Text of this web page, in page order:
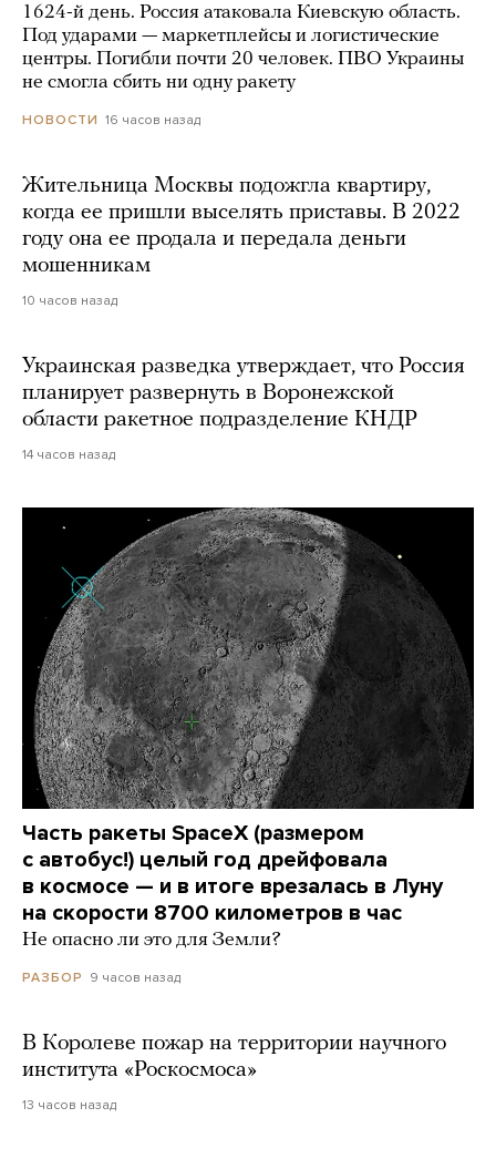
1624-й день. Россия атаковала Киевскую область.
Под ударами — маркетплейсы и логистические
центры. Погибли почти 20 человек. ПВО Украины
не смогла сбить ни одну ракету
НОВОСТИ 16 часов назад
Жительница Москвы подожгла квартиру,
когда ее пришли выселять приставы. В 2022
году она ее продала и передала деньги
мошенникам
10 часов назад
Украинская разведка утверждает, что Россия
планирует развернуть в Воронежской
области ракетное подразделение КНДР
14 часов назад
Часть ракеты SpaceX (размером
с автобус!) целый год дрейфовала
в космосе — и в итоге врезалась в Луну
на скорости 8700 километров в час
Не опасно ли это для Земли?
РАЗБОР 9 часов назад
В Королеве пожар на территории научного
института «Роскосмоса»
13 часов назад